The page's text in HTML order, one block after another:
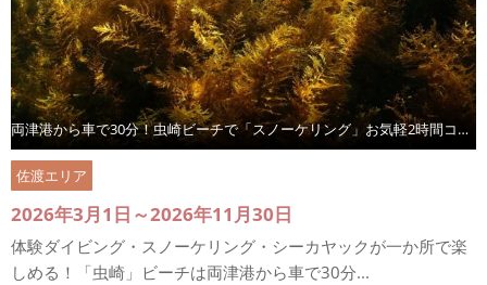
両津港から車で30分！虫崎ビーチで「スノーケリング」お気軽2時間コース
佐渡エリア
2026年3月1日～2026年11月30日
体験ダイビング・スノーケリング・シーカヤックが一か所で楽
しめる！「虫崎」ビーチは両津港から車で30分...